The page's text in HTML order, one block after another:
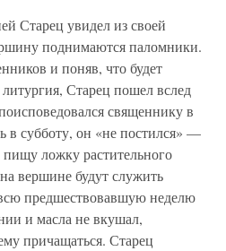
Старец увидел из своей
поднимаются паломники.
и поняв, что будет
Старец пошел вслед
священнику в
в субботу, он «не постился» —
ложку растительного
вершине будут служить
предшествовавшую неделю
и масла не вкушал,
причащаться. Старец